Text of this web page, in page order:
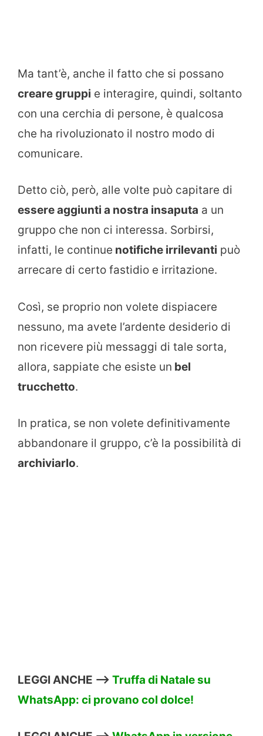
Ma tant’è, anche il fatto che si possano
creare gruppi e interagire, quindi, soltanto
con una cerchia di persone, è qualcosa
che ha rivoluzionato il nostro modo di
comunicare.
Detto ciò, però, alle volte può capitare di
essere aggiunti a nostra insaputa a un
gruppo che non ci interessa. Sorbirsi,
infatti, le continue notifiche irrilevanti può
arrecare di certo fastidio e irritazione.
Così, se proprio non volete dispiacere
nessuno, ma avete l’ardente desiderio di
non ricevere più messaggi di tale sorta,
allora, sappiate che esiste un bel
trucchetto.
In pratica, se non volete definitivamente
abbandonare il gruppo, c’è la possibilità di
archiviarlo.
LEGGI ANCHE –> Truffa di Natale su
WhatsApp: ci provano col dolce!